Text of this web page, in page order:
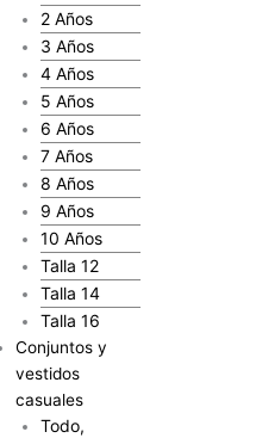
2 Años
3 Años
4 Años
5 Años
6 Años
7 Años
8 Años
9 Años
10 Años
Talla 12
Talla 14
Talla 16
Conjuntos y
vestidos
casuales
Todo,